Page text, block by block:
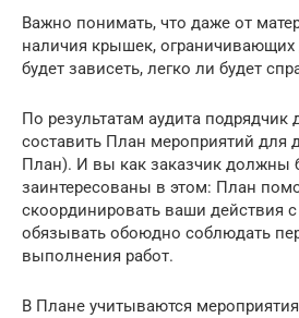
Важно понимать, что даже от
наличия крышек, ограничивающих
будет зависеть, легко ли будет
По результатам аудита подрядчик
составить План мероприятий для
План). И вы как заказчик должны
заинтересованы в этом: План
скоординировать ваши действия
обязывать обоюдно соблюдать
выполнения работ.
В Плане учитываются